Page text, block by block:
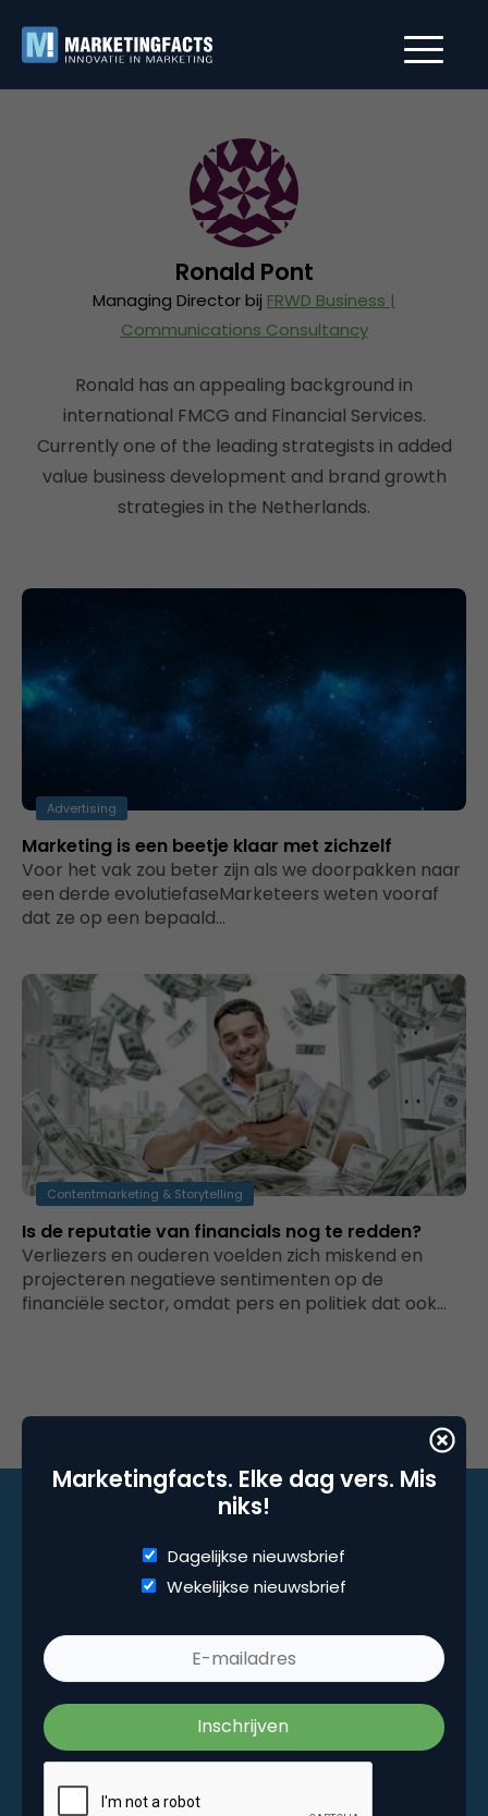
Ronald Pont
Managing Director bij FRWD Business |
Communications Consultancy
Ronald has an appealing background in
international FMCG and Financial Services.
Currently one of the leading strategists in added
value business development and brand growth
strategies in the Netherlands.
Advertising
Marketing is een beetje klaar met zichzelf
Voor het vak zou beter zijn als we doorpakken naar
een derde evolutiefaseMarketeers weten vooraf
dat ze op een bepaald…
Contentmarketing & Storytelling
Is de reputatie van financials nog te redden?
Verliezers en ouderen voelden zich miskend en
projecteren negatieve sentimenten op de
financiële sector, omdat pers en politiek dat ook…
Marketingfacts. Elke dag vers. Mis
niks!
Dagelijkse nieuwsbrief
Wekelijkse nieuwsbrief
Marketingfacts. Elke dag vers. Mis niks!
Wekelijkse nieuwsbrief